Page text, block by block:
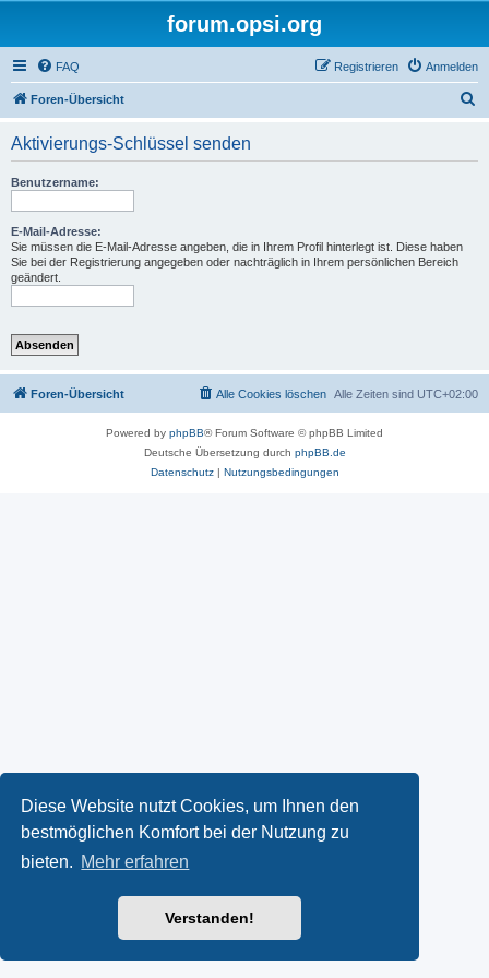
Diese Website nutzt Cookies, um Ihnen den
bestmöglichen Komfort bei der Nutzung zu
bieten. Mehr erfahren
Verstanden!
forum.opsi.org
FAQ Anmelden
Registrieren
Foren-Übersicht
Aktivierungs-Schlüssel senden
Benutzername:
E-Mail-Adresse:
Sie müssen die E-Mail-Adresse angeben, die in Ihrem Profil hinterlegt ist. Diese haben
Sie bei der Registrierung angegeben oder nachträglich in Ihrem persönlichen Bereich
geändert.
Foren-Übersicht Alle Zeiten sind UTC+02:00
Alle Cookies löschen
Powered by phpBB® Forum Software © phpBB Limited
Deutsche Übersetzung durch phpBB.de
Datenschutz| Nutzungsbedingungen